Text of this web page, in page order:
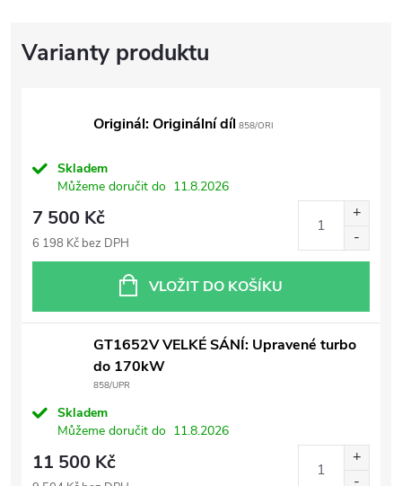
Originál: Originální díl 858/ORI
Skladem
Můžeme doručit do 11.8.2026
7 500 Kč
6 198 Kč bez DPH
VLOŽIT DO KOŠÍKU
GT1652V VELKÉ SÁNÍ: Upravené turbo
do 170kW
858/UPR
Skladem
Můžeme doručit do 11.8.2026
11 500 Kč